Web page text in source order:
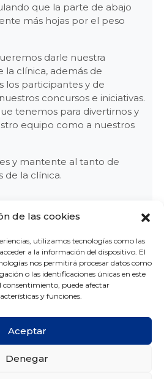
de las cookies
utilizamos tecnologías como las
a la información del dispositivo. El
nos permitirá procesar datos como
o las identificaciones únicas en este
consentimiento, puede afectar
y funciones.
Aceptar
Denegar
que la parte de abajo
más hojas por el peso
darle nuestra
la clínica, además de
los participantes y de
concursos e iniciativas.
tenemos para divertirnos y
equipo como a nuestros
y mantente al tanto de
de la clínica.
en vigo,concurso de
ortodoncia infantil,
de ortodoncia
entradas